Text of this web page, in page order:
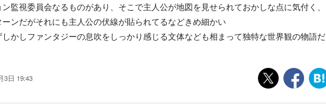
監視委員会なるものがあり、そこで主人公が地図を見せられておかしな点に気付く、
ンだがそれにも主人公の伏線が貼られてるなどきめ細かい
かしファンタジーの息吹をしっかり感じる文体なども相まって独特な世界観の物語だ
3日 19:43